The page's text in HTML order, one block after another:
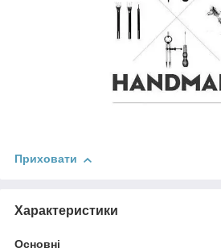
Приховати
Характеристики
Основні